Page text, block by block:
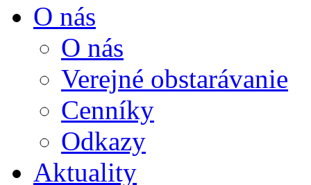
O nás
O nás
Verejné obstarávanie
Cenníky
Odkazy
Aktuality